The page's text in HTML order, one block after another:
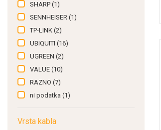
SHARP (1)
SENNHEISER (1)
TP-LINK (2)
UBIQUITI (16)
UGREEN (2)
VALUE (10)
RAZNO (7)
ni podatka (1)
Vrsta kabla